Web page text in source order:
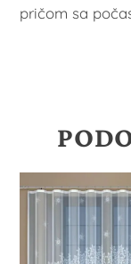
pričom sa